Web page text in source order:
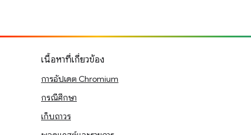
เนื้อหาที่เกี่ยวข้อง
การอัปเดต Chromium
กรณีศึกษา
เก็บถาวร